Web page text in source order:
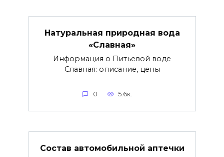
Натуральная природная вода
«Славная»
Информация о Питьевой воде
Славная: описание, цены
0 5.6к.
Состав автомобильной аптечки